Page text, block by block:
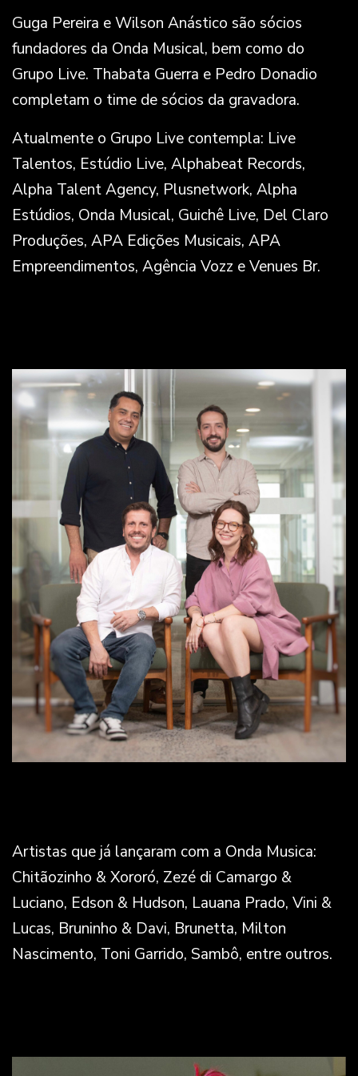
Guga Pereira e Wilson Anástico são sócios
fundadores da Onda Musical, bem como do
Grupo Live. Thabata Guerra e Pedro Donadio
completam o time de sócios da gravadora.
Atualmente o Grupo Live contempla: Live
Talentos, Estúdio Live, Alphabeat Records,
Alpha Talent Agency, Plusnetwork, Alpha
Estúdios, Onda Musical, Guichê Live, Del Claro
Produções, APA Edições Musicais, APA
Empreendimentos, Agência Vozz e Venues Br.
Artistas que já lançaram com a Onda Musica:
Chitãozinho & Xororó, Zezé di Camargo &
Luciano, Edson & Hudson, Lauana Prado, Vini &
Lucas, Bruninho & Davi, Brunetta, Milton
Nascimento, Toni Garrido, Sambô, entre outros.